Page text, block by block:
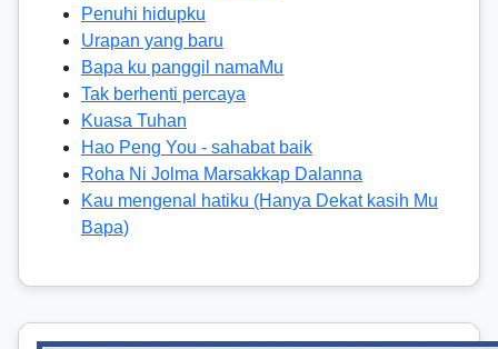
Penuhi hidupku
Urapan yang baru
Bapa ku panggil namaMu
Tak berhenti percaya
Kuasa Tuhan
Hao Peng You - sahabat baik
Roha Ni Jolma Marsakkap Dalanna
Kau mengenal hatiku (Hanya Dekat kasih Mu
Bapa)